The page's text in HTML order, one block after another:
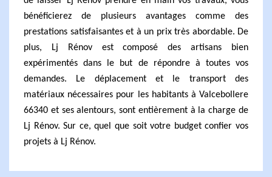
bénéficierez de plusieurs avantages comme des
prestations satisfaisantes et à un prix très abordable. De
plus, Lj Rénov est composé des artisans bien
expérimentés dans le but de répondre à toutes vos
demandes. Le déplacement et le transport des
matériaux nécessaires pour les habitants à Valcebollere
66340 et ses alentours, sont entièrement à la charge de
Lj Rénov. Sur ce, quel que soit votre budget confier vos
projets à Lj Rénov.